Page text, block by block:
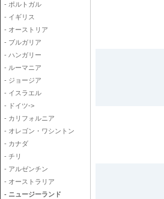
- ポルトガル
- イギリス
- オーストリア
- ブルガリア
- ハンガリー
- ルーマニア
- ジョージア
- イスラエル
- ドイツ->
- カリフォルニア
- オレゴン・ワシントン
- カナダ
- チリ
- アルゼンチン
- オーストラリア
- ニュージーランド